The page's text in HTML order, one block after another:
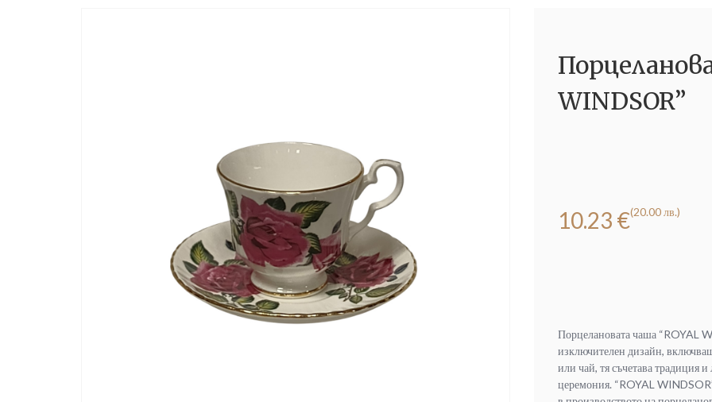
WINDSOR”
10.23 €(20.00 лв.)
Порцелановата чаша “ROYAL
изключителен дизайн,
или чай, тя съчетава традиция
церемония. “ROYAL